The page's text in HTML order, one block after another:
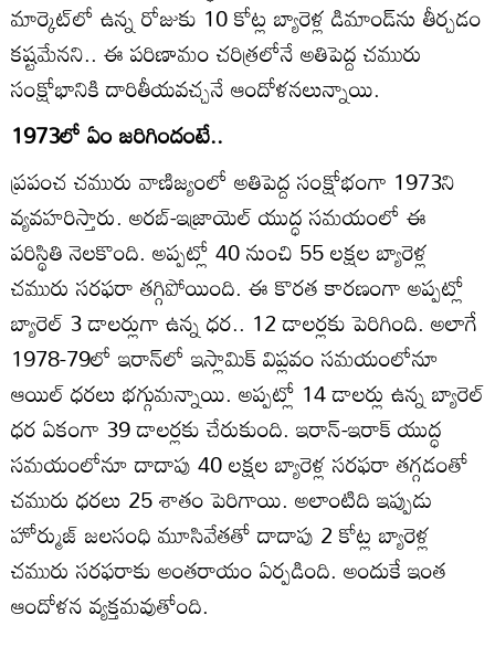
మార్కెట్‌లో ఉన్న రోజుకు 10 కోట్ల బ్యారెళ్ల డిమాండ్‌ను తీర్చడం
కష్టమేనని.. ఈ పరిణామం చరిత్రలోనే అతిపెద్ద చమురు
సంక్షోభానికి దారితీయవచ్చనే ఆందోళనలున్నాయి.
1973లో ఏం జరిగిందంటే..
ప్రపంచ చమురు వాణిజ్యంలో అతిపెద్ద సంక్షోభంగా 1973ని
వ్యవహరిస్తారు. అరబ్‌-ఇజ్రాయెల్‌ యుద్ధ సమయంలో ఈ
పరిస్థితి నెలకొంది. అప్పట్లో 40 నుంచి 55 లక్షల బ్యారెళ్ల
చమురు సరఫరా తగ్గిపోయింది. ఈ కొరత కారణంగా అప్పట్లో
బ్యారెల్‌ 3 డాలర్లుగా ఉన్న ధర.. 12 డాలర్లకు పెరిగింది. అలాగే
1978-79లో ఇరాన్‌లో ఇస్లామిక్‌ విప్లవం సమయంలోనూ
ఆయిల్‌ ధరలు భగ్గుమన్నాయి. అప్పట్లో 14 డాలర్లు ఉన్న బ్యారెల్‌
ధర ఏకంగా 39 డాలర్లకు చేరుకుంది. ఇరాన్‌-ఇరాక్‌ యుద్ధ
సమయంలోనూ దాదాపు 40 లక్షల బ్యారెళ్ల సరఫరా తగ్గడంతో
చమురు ధరలు 25 శాతం పెరిగాయి. అలాంటిది ఇప్పుడు
హోర్ముజ్‌ జలసంధి మూసివేతతో దాదాపు 2 కోట్ల బ్యారెళ్ల
చమురు సరఫరాకు అంతరాయం ఏర్పడింది. అందుకే ఇంత
ఆందోళన వ్యక్తమవుతోంది.